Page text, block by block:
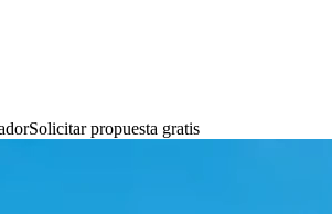
Solicitar propuesta gratis